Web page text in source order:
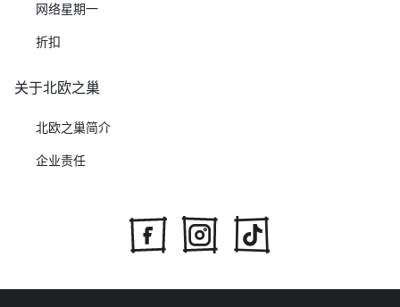
网络星期一
折扣
关于北欧之巢
北欧之巢简介
企业责任